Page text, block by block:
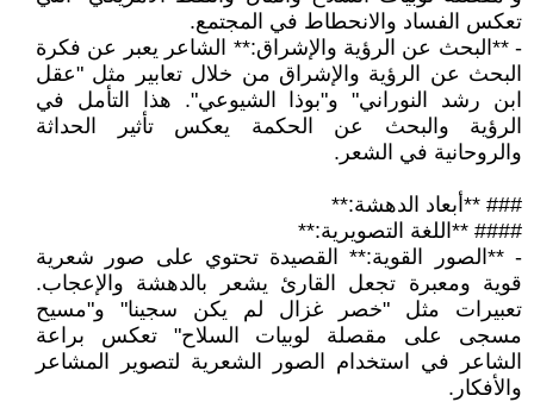
تعكس الفساد والانحطاط في المجتمع.
- **البحث عن الرؤية والإشراق:** الشاعر يعبر عن فكرة
البحث عن الرؤية والإشراق من خلال تعابير مثل "عقل
ابن رشد النوراني" و"بوذا الشيوعي". هذا التأمل في
الرؤية والبحث عن الحكمة يعكس تأثير الحداثة
والروحانية في الشعر.
### **أبعاد الدهشة:**
#### **اللغة التصويرية:**
- **الصور القوية:** القصيدة تحتوي على صور شعرية
قوية ومعبرة تجعل القارئ يشعر بالدهشة والإعجاب.
تعبيرات مثل "خصر غزال لم يكن سجينا" و"مسيح
مسجى على مقصلة لوبيات السلاح" تعكس براعة
الشاعر في استخدام الصور الشعرية لتصوير المشاعر
والأفكار.